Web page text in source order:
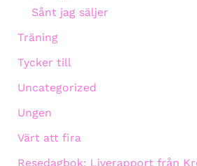
Sånt jag säljer
Träning
Tycker till
Uncategorized
Ungen
Värt att fira
Resedagbok: Liverapport från